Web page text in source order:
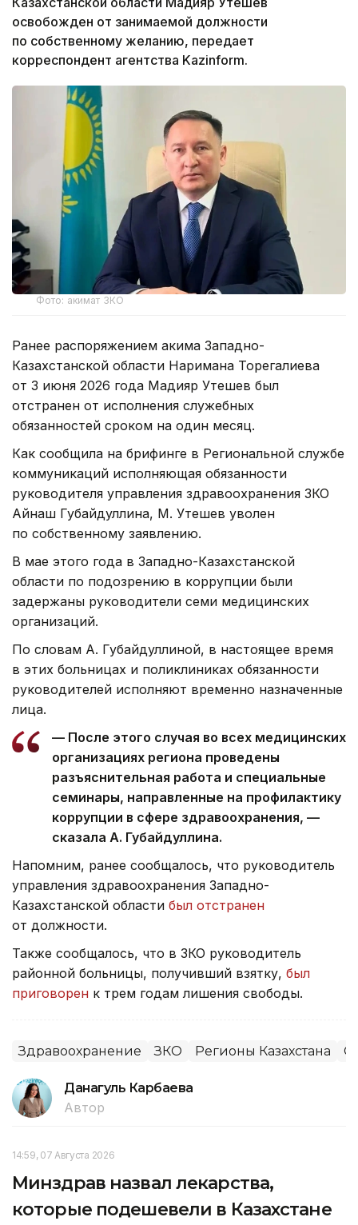
освобожден от занимаемой должности
по собственному желанию, передает
корреспондент агентства Kazinform.
Фото: акимат ЗКО
Ранее распоряжением акима Западно-
Казахстанской области Наримана Торегалиева
от 3 июня 2026 года Мадияр Утешев был
отстранен от исполнения служебных
обязанностей сроком на один месяц.
Как сообщила на брифинге в Региональной службе
коммуникаций исполняющая обязанности
руководителя управления здравоохранения ЗКО
Айнаш Губайдуллина, М. Утешев уволен
по собственному заявлению.
В мае этого года в Западно-Казахстанской
области по подозрению в коррупции были
задержаны руководители семи медицинских
организаций.
По словам А. Губайдуллиной, в настоящее время
в этих больницах и поликлиниках обязанности
руководителей исполняют временно назначенные
лица.
— После этого случая во всех медицинских
организациях региона проведены
разъяснительная работа и специальные
семинары, направленные на профилактику
коррупции в сфере здравоохранения, —
сказала А. Губайдуллина.
Напомним, ранее сообщалось, что руководитель
управления здравоохранения Западно-
Казахстанской области был отстранен
от должности.
Также сообщалось, что в ЗКО руководитель
районной больницы, получивший взятку, был
приговорен к трем годам лишения свободы.
Здравоохранение ЗКО Регионы Казахстана
Данагуль Карбаева
Автор
14:59, 07 Августа 2026
Минздрав назвал лекарства,
которые подешевели в Казахстане